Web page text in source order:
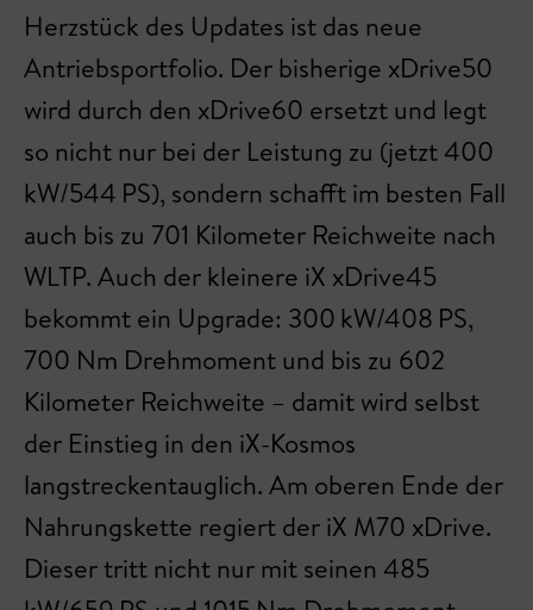
Herzstück des Updates ist das neue
Antriebsportfolio. Der bisherige xDrive50
wird durch den xDrive60 ersetzt und legt
so nicht nur bei der Leistung zu (jetzt 400
kW/544 PS), sondern schafft im besten Fall
auch bis zu 701 Kilometer Reichweite nach
WLTP. Auch der kleinere iX xDrive45
bekommt ein Upgrade: 300 kW/408 PS,
700 Nm Drehmoment und bis zu 602
Kilometer Reichweite – damit wird selbst
der Einstieg in den iX-Kosmos
langstreckentauglich. Am oberen Ende der
Nahrungskette regiert der iX M70 xDrive.
Dieser tritt nicht nur mit seinen 485